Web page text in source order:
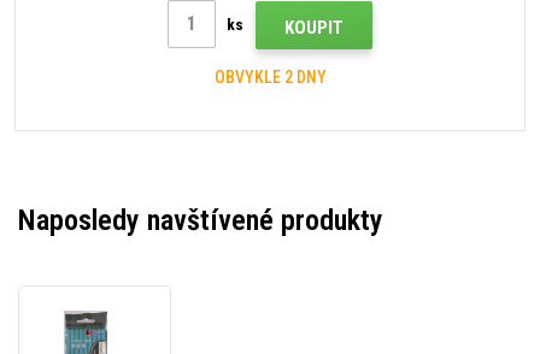
ks KOUPIT
OBVYKLE 2 DNY
Naposledy navštívené produkty